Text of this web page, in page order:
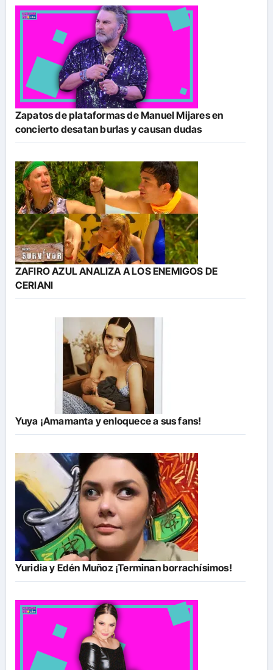
Zapatos de plataformas de Manuel Mijares en
concierto desatan burlas y causan dudas
ZAFIRO AZUL ANALIZA A LOS ENEMIGOS DE
CERIANI
Yuya ¡Amamanta y enloquece a sus fans!
Yuridia y Edén Muñoz ¡Terminan borrachísimos!